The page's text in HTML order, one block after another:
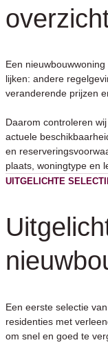
Een
lijken: andere
veranderende prijzen
Daarom controleren
actuele
en
plaats, woningtype en
UITGELICHTE
Een eerste selectie
residenties met
om snel en goed te